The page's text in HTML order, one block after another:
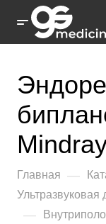
Главная —
Ультразвуковая
—